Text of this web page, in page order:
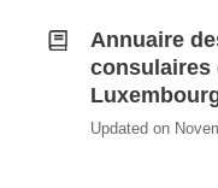
Annuaire
consulaires
Updated on